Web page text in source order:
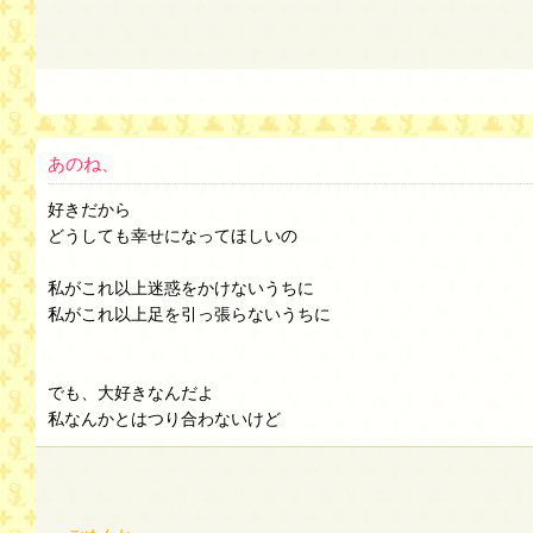
あのね、
好きだから
どうしても幸せになってほしいの
私がこれ以上迷惑をかけないうちに
私がこれ以上足を引っ張らないうちに
でも、大好きなんだよ
私なんかとはつり合わないけど